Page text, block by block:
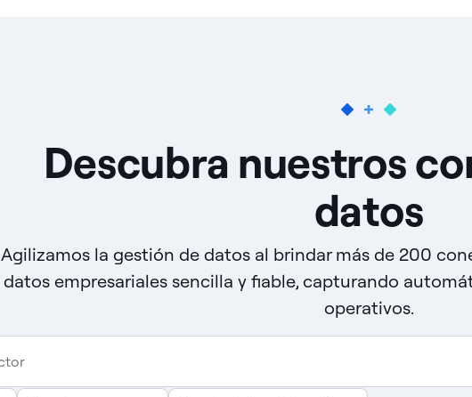
Descubra nuestros
datos
Agilizamos la gestión de datos al brindar más de 200
datos empresariales sencilla y fiable, capturando
operativos.